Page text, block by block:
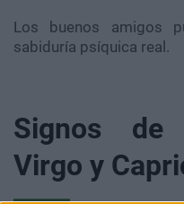
Los buenos amigos
sabiduría psíquica real.
Signos de
Virgo y